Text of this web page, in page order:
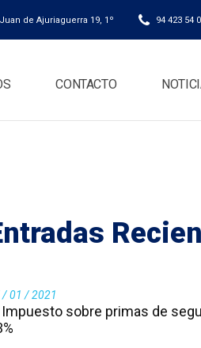
de Ajuriaguerra 19, 1º 94 423 54
CONTACTO
/ 01 / 2021
Impuesto sobre primas de